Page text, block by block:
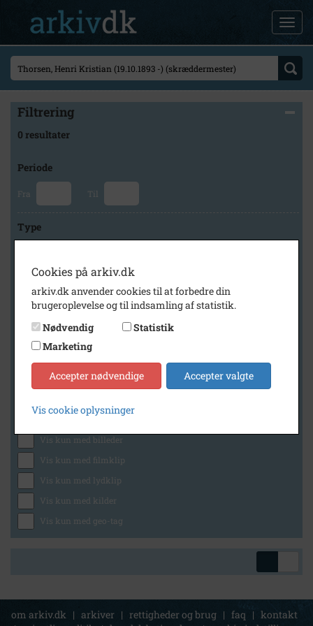
Filtrering
0 resultater
Periode
Fra Til
Type
Arkiv
Historisk Arkiv Dragør
Generelt
Vis kun med billeder
Vis kun med filmklip
Vis kun med lydklip
Vis kun med kilder
Vis kun med geo-tag
om arkiv.dk | arkiver | rettigheder og brug | faq | kontakt
Cookies på arkiv.dk
arkiv.dk anvender cookies til at forbedre din
brugeroplevelse og til indsamling af statistik.
Nødvendig
Statistik
Marketing
Accepter nødvendige Accepter valgte
Vis cookie oplysninger